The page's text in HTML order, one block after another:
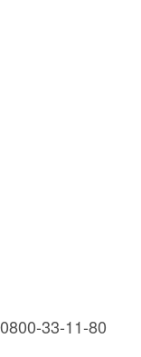
0800-33-11-80